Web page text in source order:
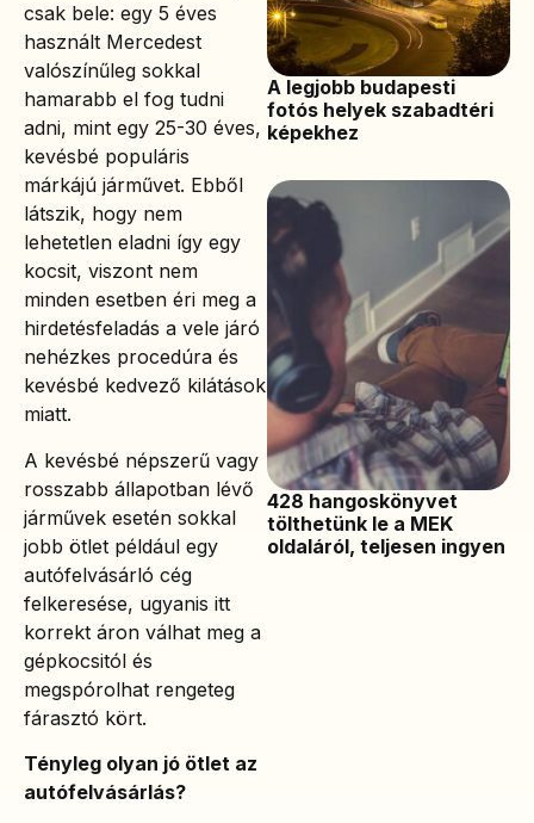
csak bele: egy 5 éves
használt Mercedest
valószínűleg sokkal
hamarabb el fog tudni
adni, mint egy 25-30 éves,
kevésbé populáris
márkájú járművet. Ebből
látszik, hogy nem
lehetetlen eladni így egy
kocsit, viszont nem
minden esetben éri meg a
hirdetésfeladás a vele járó
nehézkes procedúra és
kevésbé kedvező kilátások
miatt.
A kevésbé népszerű vagy
rosszabb állapotban lévő
járművek esetén sokkal
jobb ötlet például egy
autófelvásárló cég
felkeresése, ugyanis itt
korrekt áron válhat meg a
gépkocsitól és
megspórolhat rengeteg
fárasztó kört.
Tényleg olyan jó ötlet az
autófelvásárlás?
A legjobb budapesti
fotós helyek szabadtéri
képekhez
428 hangoskönyvet
tölthetünk le a MEK
oldaláról, teljesen ingyen